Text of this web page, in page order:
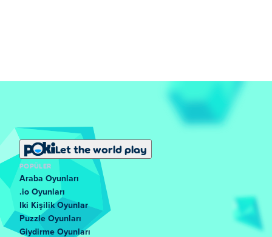
Let the world play
POPÜLER
Araba Oyunları
.io Oyunları
Iki Kişilik Oyunlar
Puzzle Oyunları
Giydirme Oyunları